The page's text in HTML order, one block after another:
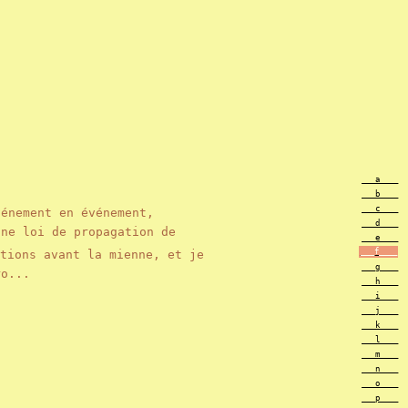
en événement,
loi de propagation de
avant la mienne, et je
___a____
___b____
___c____
___d____
___e____
___f____
___g____
___h____
___i____
___j____
___k____
___m____
___n____
___o____
___p____